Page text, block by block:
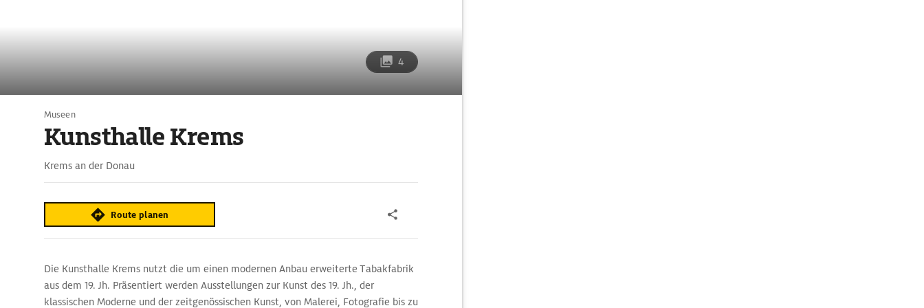
4
Museen
Kunsthalle Krems
Krems an der Donau
Route planen
Die Kunsthalle Krems nutzt die um einen modernen Anbau erweiterte Tabakfabrik
aus dem 19. Jh. Präsentiert werden Ausstellungen zur Kunst des 19. Jh., der
klassischen Moderne und der zeitgenössischen Kunst, von Malerei, Fotografie bis zu